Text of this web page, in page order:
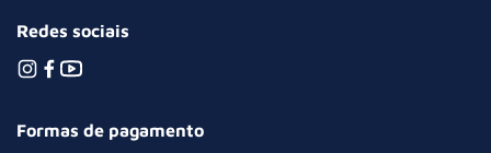
Redes sociais
Formas de pagamento